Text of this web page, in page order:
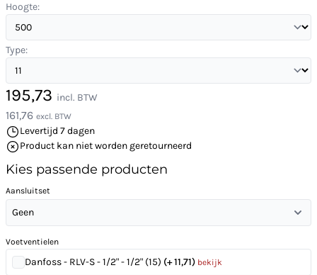
Hoogte:
Type:
195,73 incl. BTW
161,76 excl. BTW
Levertijd 7 dagen
Product kan niet worden geretourneerd
Kies passende producten
Aansluitset
Geen
Voetventielen
Danfoss - RLV-S - 1/2" - 1/2" (15) (+ 11,71) bekijk